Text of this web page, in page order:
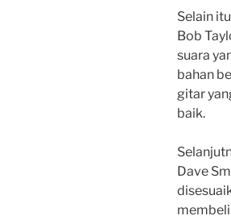
Selain
Bob
suara
bahan
gitar
baik.
Dave